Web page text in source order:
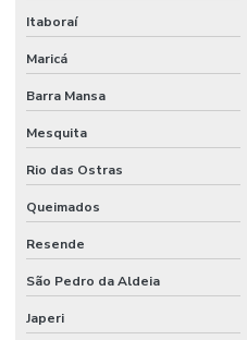
Itaboraí
Maricá
Barra Mansa
Mesquita
Rio das Ostras
Queimados
Resende
São Pedro da Aldeia
Japeri